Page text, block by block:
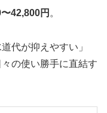
42,800円 。
道代が抑えやすい」
の使い勝手に直結す